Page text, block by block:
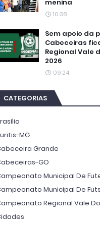
menina
10:38
Sem apoio da
Cabeceiras
Regional Vale
2026
09:24
CATEGORIAS
MG
Grande
GO
Municipal De
Municipal De
Regional Vale